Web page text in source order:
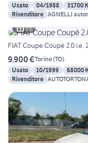
Usato
04/1988 31700
Rivenditore AGNELLI
20
FIAT Coupe Coupé 2.0 i.e.
9.900 €Torino(TO)
Usato
10/1999 68000
Rivenditore